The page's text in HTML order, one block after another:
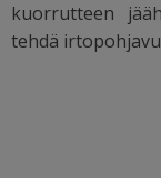
kuorrutteen
tehdä